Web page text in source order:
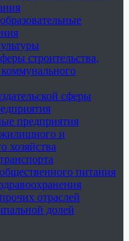
строительства,
сферы
предприятия
и
хозяйства
питания
отраслей
долей